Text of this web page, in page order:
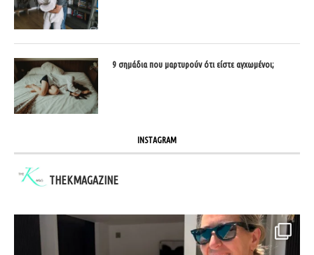
9 σημάδια που μαρτυρούν ότι είστε αγχωμένοι;
INSTAGRAM
THEKMAGAZINE